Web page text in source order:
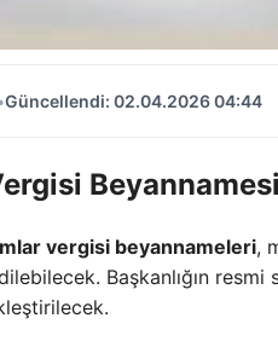
Güncellendi: 02.04.2026 04:44
vergisi beyannameleri,
Başkanlığın